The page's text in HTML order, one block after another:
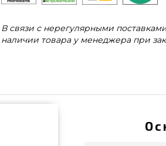
В связи с нерегулярными
наличии товара у менеджера при